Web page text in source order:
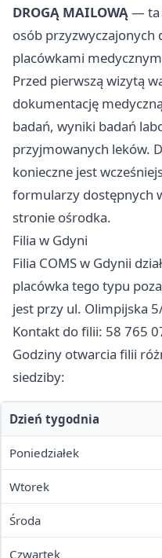
DROGĄ MAILOWĄ— ta
osób
placówkami
Przed pierwszą wizytą
dokumentację
badań, wyniki badań
przyjmowanych leków.
konieczne jest
formularzy dostępnych
stronie ośrodka.
Filia w Gdyni
Filia COMS w Gdynii
placówka tego typu
jest przy ul. Olimpijska
Kontakt do filii: 58 765
Godziny otwarcia filii
siedziby:
Dzień tygodnia
Poniedziałek
Wtorek
Środa
Czwartek